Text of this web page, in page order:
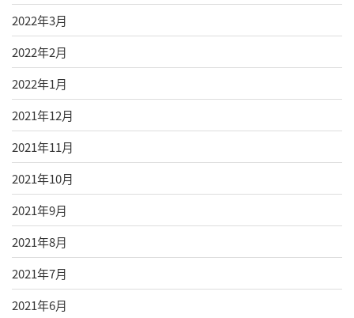
2022年3月
2022年2月
2022年1月
2021年12月
2021年11月
2021年10月
2021年9月
2021年8月
2021年7月
2021年6月